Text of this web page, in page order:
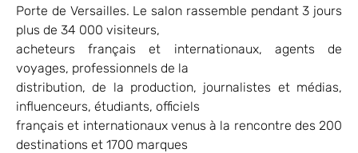
Porte de Versailles. Le salon rassemble pendant 3 jours
plus de 34 000 visiteurs,
acheteurs français et internationaux, agents de
voyages, professionnels de la
distribution, de la production, journalistes et médias,
influenceurs, étudiants, officiels
français et internationaux venus à la rencontre des 200
destinations et 1700 marques